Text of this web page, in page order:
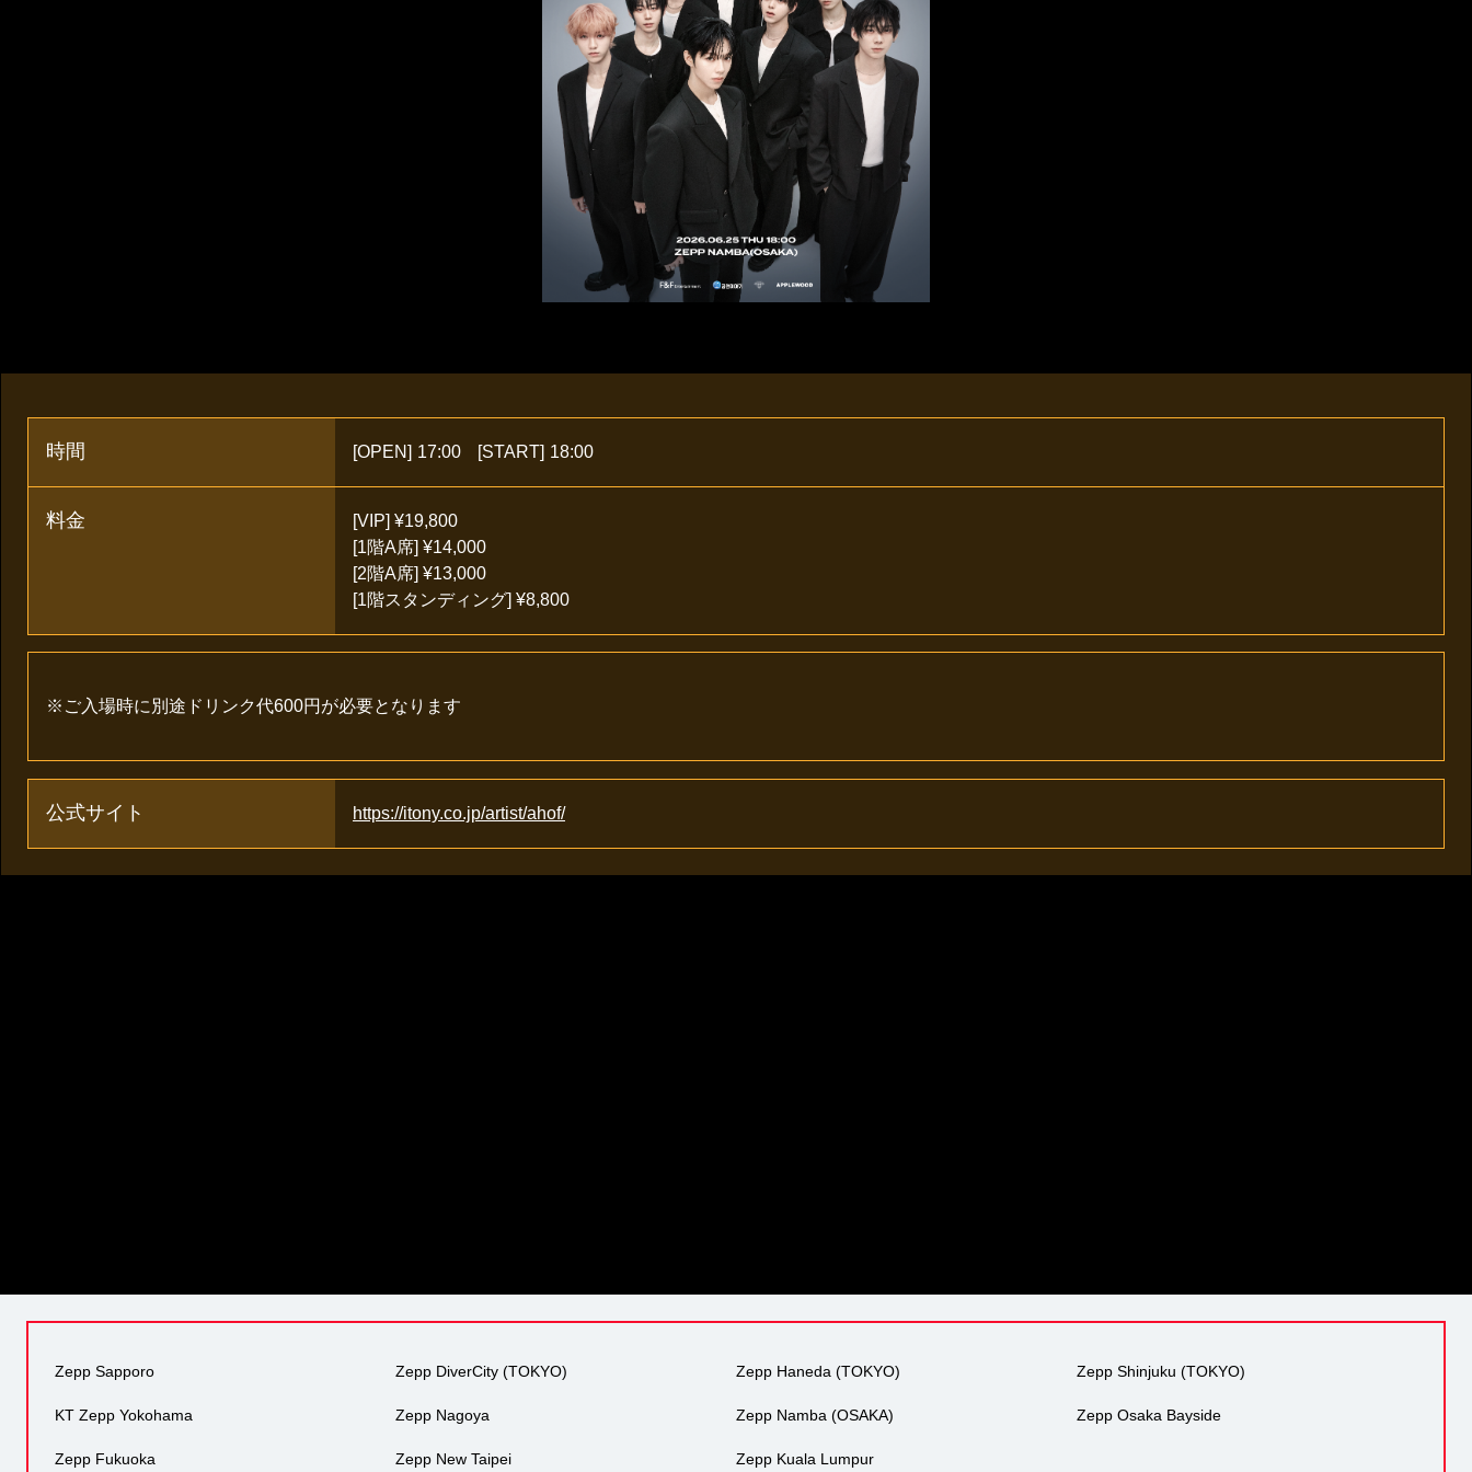
時間 [OPEN] 17:00 [START] 18:00
料金
[VIP] ¥19,800
[1階A席] ¥14,000
[2階A席] ¥13,000
[1階スタンディング] ¥8,800
※ご入場時に別途ドリンク代600円が必要となります
公式サイト https://itony.co.jp/artist/ahof/
Zepp Sapporo Zepp DiverCity (TOKYO) Zepp Haneda (TOKYO) Zepp Shinjuku (TOKYO)
KT Zepp Yokohama Zepp Nagoya Zepp Namba (OSAKA) Zepp Osaka Bayside
Zepp Fukuoka Zepp New Taipei Zepp Kuala Lumpur